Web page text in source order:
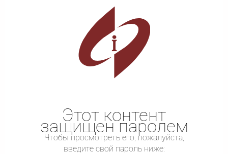
Этот контент
защищен паролем
Чтобы просмотреть его, пожалуйста,
введите свой пароль ниже: